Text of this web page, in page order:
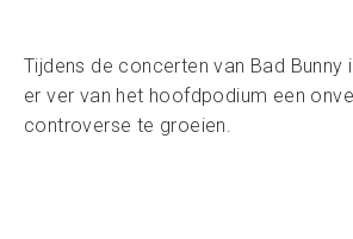
Tijdens de concerten van Bad Bunny
er ver van het hoofdpodium een
controverse te groeien.